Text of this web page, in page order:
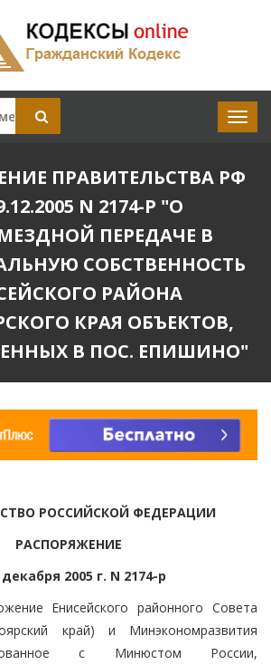
ПРАВИТЕЛЬСТВА РФ
N 2174-Р "О
ПЕРЕДАЧЕ В
СОБСТВЕННОСТЬ
РАЙОНА
КРАЯ ОБЪЕКТОВ,
В ПОС. ЕПИШИНО"
РОССИЙСКОЙ ФЕДЕРАЦИИ
РАСПОРЯЖЕНИЕ
2005 г. N 2174-р
Енисейского районного Совета
край) и Минэкономразвития
с Минюстом России,